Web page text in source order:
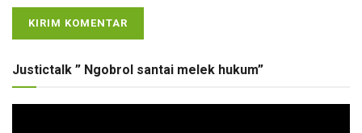
Justictalk ” Ngobrol santai melek hukum”